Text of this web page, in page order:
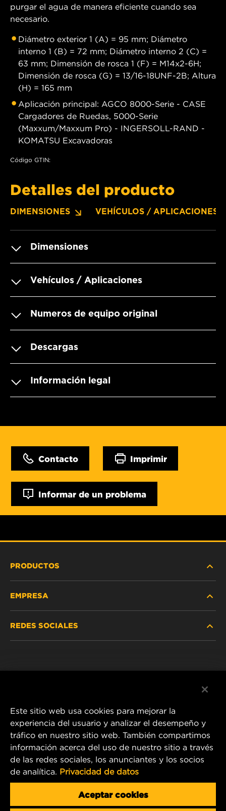
purgar el agua de manera eficiente cuando sea
necesario.
Diámetro exterior 1 (A) = 95 mm; Diámetro
interno 1 (B) = 72 mm; Diámetro interno 2 (C) =
63 mm; Dimensión de rosca 1 (F) = M14x2-6H;
Dimensión de rosca (G) = 13/16-18UNF-2B; Altura
(H) = 165 mm
Aplicación principal: AGCO 8000-Serie - CASE
Cargadores de Ruedas, 5000-Serie
(Maxxum/Maxxum Pro) - INGERSOLL-RAND -
KOMATSU Excavadoras
Código GTIN:
Detalles del producto
DIMENSIONES VEHÍCULOS / APLICACIONES
Dimensiones
Vehículos / Aplicaciones
Numeros de equipo original
Descargas
Información legal
Contacto Imprimir
Informar de un problema
PRODUCTOS
VEHÍCULOS LIVIANOS Y COMERCIALES
EMPRESA
REDES SOCIALES
1 Wix Way
P.O. Box 1967
Gastonia, NC 28054
Correo electrónico de producto y servicio al cliente:
info@mann-hummel.com
Este sitio web usa cookies para mejorar la
experiencia del usuario y analizar el desempeño y
tráfico en nuestro sitio web. También compartimos
información acerca del uso de nuestro sitio a través
de las redes sociales, los anunciantes y los socios
de analítica. Privacidad de datos
Aceptar cookies